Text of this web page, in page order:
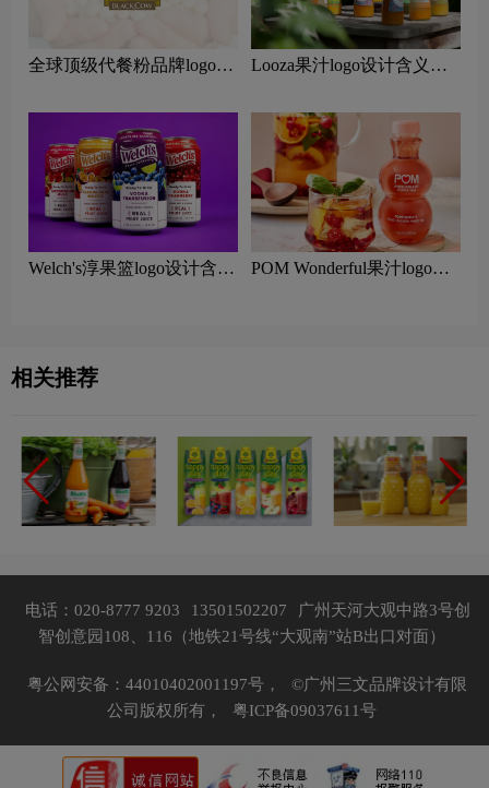
全球顶级代餐粉品牌logo一
Looza果汁logo设计含义及
Welch's淳果篮logo设计含义
POM Wonderful果汁logo设
相关推荐
电话：020-8777 9203 13501502207
广州天河大观中路3号创
智创意园108、116（地铁21号线“大观南”站B出口对面）
粤公网安备：44010402001197号，
©广州三文品牌设计有限
公司版权所有，
粤ICP备09037611号